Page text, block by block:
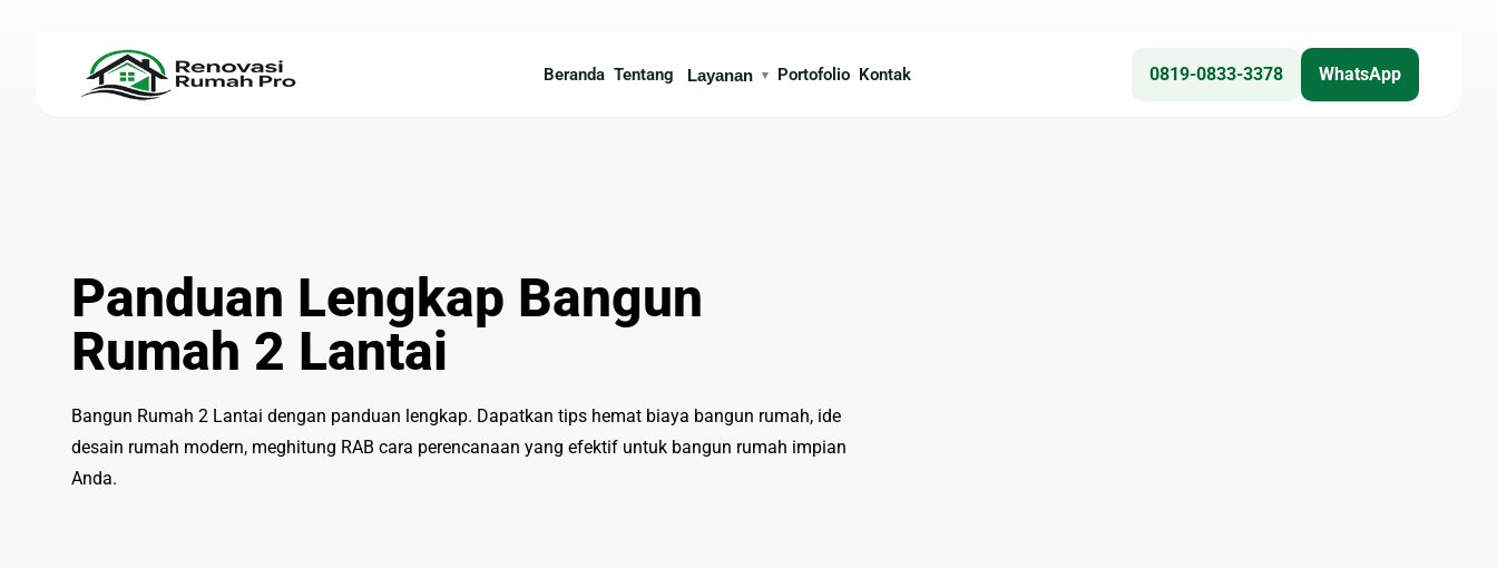
Beranda Tentang Layanan ▾ Portofolio Kontak 0819-0833-3378 WhatsApp
🛁 Renovasi Kamar Mandi
🏚 Renovasi Atap
🧱 Plafon & Partisi
🌿 Pembuatan Taman
Bangunan Eksterior
🛡 Kanopi, Pagar & Tralis
Panduan Lengkap Bangun
Rumah 2 Lantai
Bangun Rumah 2 Lantai dengan panduan lengkap. Dapatkan tips hemat biaya bangun rumah, ide
desain rumah modern, meghitung RAB cara perencanaan yang efektif untuk bangun rumah impian
Anda.